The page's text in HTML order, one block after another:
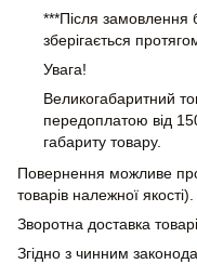
***Після замовлення
зберігається
Увага!
Великогабаритний
передоплатою від
габариту товару.
Повернення можливе
товарів належної якості).
Зворотна доставка
Згідно з чинним